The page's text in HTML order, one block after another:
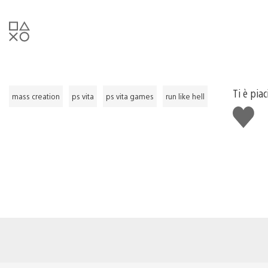
mass creation ps vita ps vita games run like hell
Ti è
Mi
piace